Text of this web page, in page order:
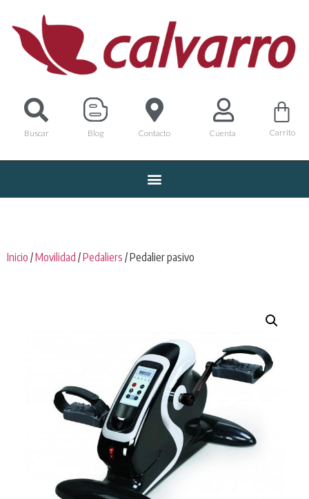
Buscar Blog Contacto Cuenta Carrito
Inicio /Movilidad /Pedaliers / Pedalier pasivo